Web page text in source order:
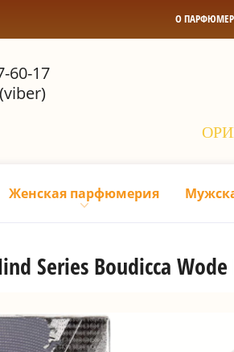
О
60-17
Женская парфюмерия
Series Boudicca